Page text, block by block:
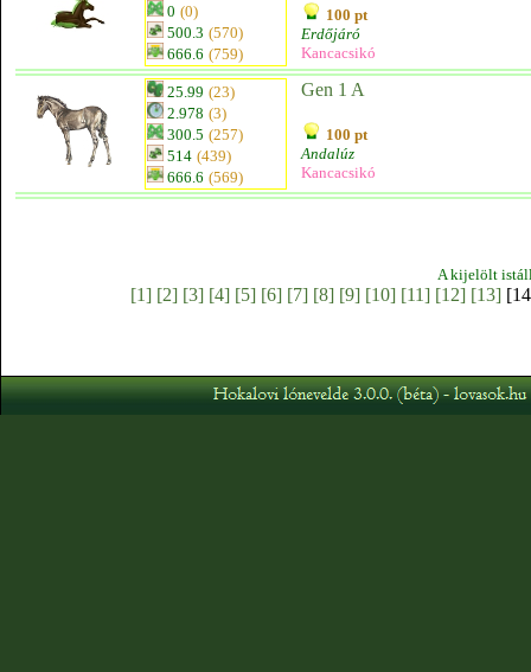
0 (0)
500.3 (570)
666.6 (759)
100 pt
Erdőjáró
Kancacsikó
25.99 (23)
2.978 (3)
300.5 (257)
514 (439)
666.6 (569)
Gen 1 A
100 pt
Andalúz
Kancacsikó
A kijelölt
[1] [2] [3] [4] [5] [6] [7] [8] [9] [10] [11] [12] [13]